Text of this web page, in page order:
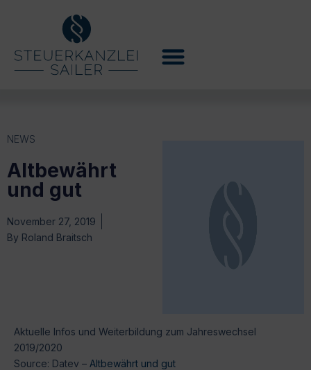
NEWS
Altbewährt
und gut
November 27, 2019
By Roland Braitsch
Aktuelle Infos und Weiterbildung zum Jahreswechsel
2019/2020
Source: Datev – Altbewährt und gut